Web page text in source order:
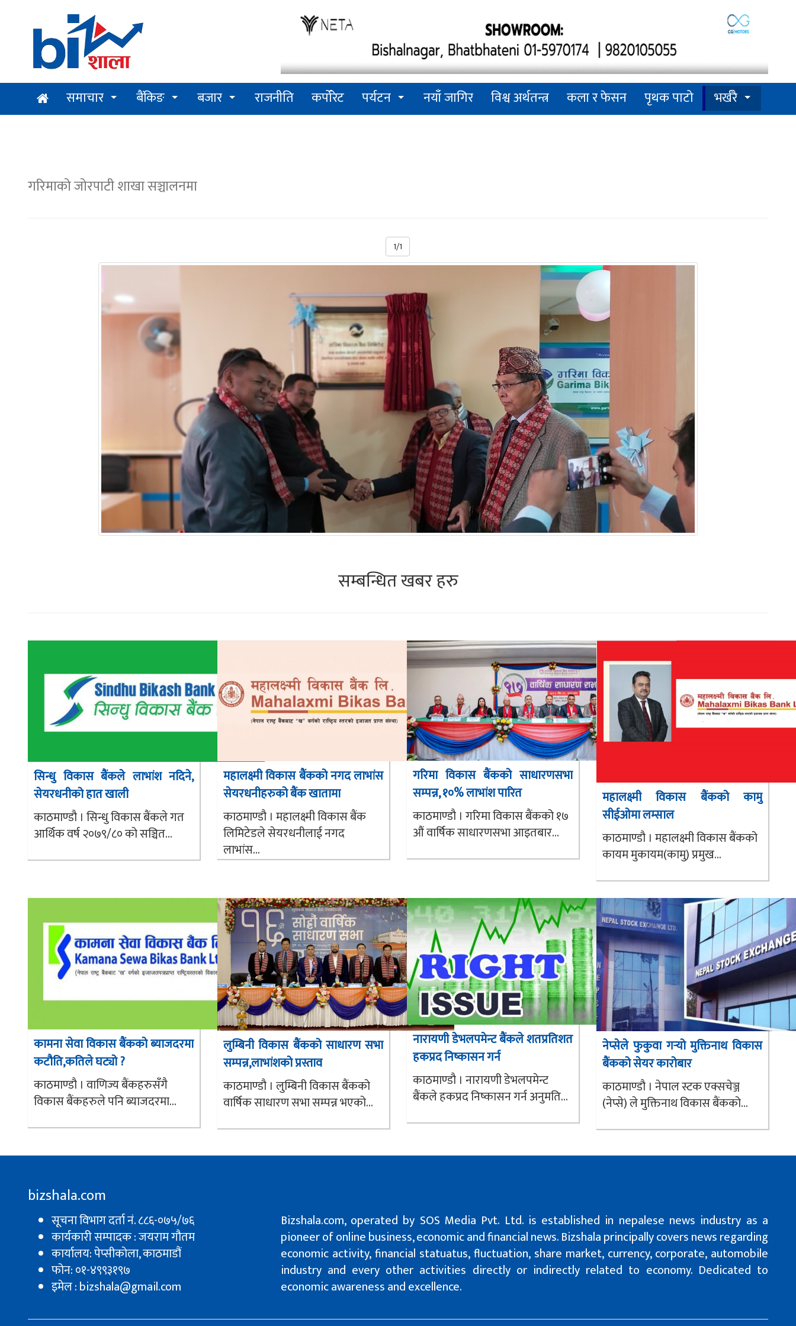
समाचार बैंकिङ बजार राजनीति कर्पोरेट पर्यटन नयाँ जागिर विश्व अर्थतन्त्र कला र फेसन पृथक पाटो भर्खरै
गरिमाको जोरपाटी शाखा सञ्चालनमा
1/1
सम्बन्धित खबर हरु
सिन्धु विकास बैंकले लाभांश नदिने,
सेयरधनीको हात खाली
काठमाण्डौ । सिन्धु विकास बैंकले गत
आर्थिक वर्ष २०७९/८० को सञ्चित...
महालक्ष्मी विकास बैंकको नगद लाभांस
सेयरधनीहरुको बैंक खातामा
काठमाण्डौ । महालक्ष्मी विकास बैंक
लिमिटेडले सेयरधनीलाई नगद
लाभांस...
गरिमा विकास बैंकको साधारणसभा
सम्पन्न, १०% लाभांश पारित
काठमाण्डौ । गरिमा विकास बैंकको १७
औं वार्षिक साधारणसभा आइतबार...
महालक्ष्मी विकास बैंकको कामु
सीईओमा लम्साल
काठमाण्डौ । महालक्ष्मी विकास बैंकको
कायम मुकायम(कामु) प्रमुख...
कामना सेवा विकास बैंकको ब्याजदरमा
कटौति,कतिले घट्यो ?
काठमाण्डौ । वाणिज्य बैंकहरुसँगै
विकास बैंकहरुले पनि ब्याजदरमा...
लुम्बिनी विकास बैंकको साधारण सभा
सम्पन्न,लाभांशको प्रस्ताव
काठमाण्डौ । लुम्बिनी विकास बैंकको
वार्षिक साधारण सभा सम्पन्न भएको...
नारायणी डेभलपमेन्ट बैंकले शतप्रतिशत
हकप्रद निष्कासन गर्न
काठमाण्डौ । नारायणी डेभलपमेन्ट
बैंकले हकप्रद निष्कासन गर्न अनुमति...
नेप्सेले फुकुवा गर्‍यो मुक्तिनाथ विकास
बैंकको सेयर कारोबार
काठमाण्डौ । नेपाल स्टक एक्सचेञ्ज
(नेप्से) ले मुक्तिनाथ विकास बैंकको...
bizshala.com
सूचना विभाग दर्ता नं. ८८६-०७५/७६
कार्यकारी सम्पादक : जयराम गौतम
कार्यालय: पेप्सीकाेला, काठमाडौं
फोन: ०१-४९९३१९७
इमेल : bizshala@gmail.com
Bizshala.com, operated by SOS Media Pvt. Ltd. is established in nepalese news industry as a
pioneer of online business, economic and financial news. Bizshala principally covers news regarding
economic activity, financial statuatus, fluctuation, share market, currency, corporate, automobile
industry and every other activities directly or indirectly related to economy. Dedicated to
economic awareness and excellence.